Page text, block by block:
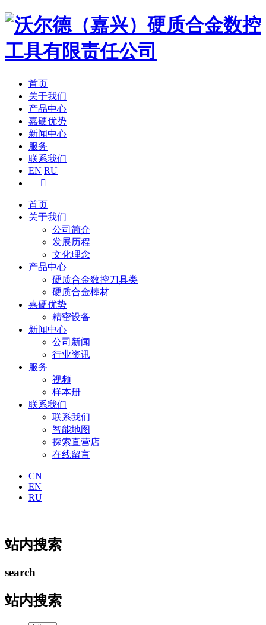
首页
关于我们
产品中心
嘉硬优势
新闻中心
服务
联系我们
EN RU

首页
关于我们
公司简介
发展历程
文化理念
产品中心
硬质合金数控刀具类
硬质合金棒材
嘉硬优势
精密设备
新闻中心
公司新闻
行业资讯
服务
视频
样本册
联系我们
联系我们
智能地图
探索直营店
在线留言
CN
EN
RU
站内搜索
search
站内搜索